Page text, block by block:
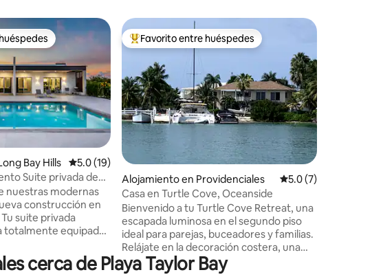
95 reseñas
preferido
Bay Hills Calificación promedio: 5.0 de 5, 19 reseñas
5.0 (19)
Suite privada de
construcción en
totalmente equipada,
inteligente, una
tamaño king, baño
Favorito entre huéspedes preferido
Favorito entre huéspedes
Alojamiento en Providenciales Calificación
5.0 (7)
Casa en Turtle Cove, Oceanside
Bienvenido a tu Turtle Cove Retreat, una
escapada luminosa en el segundo piso
ideal para parejas, buceadores y familias.
Relájate en la decoración costera, una
sala de estar abierta y una cocina
totalmente equipada. Tres cómodas
cerca de Playa Taylor Bay